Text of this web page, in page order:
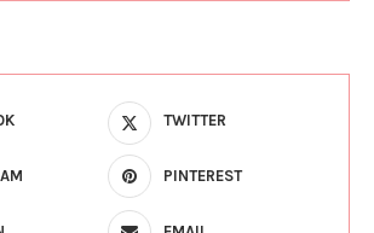
TWITTER
PINTEREST